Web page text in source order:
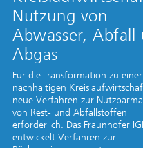
Nutzung von
Abwasser, Abfall
Abgas
Für die Transformation zu einer
nachhaltigen
neue Verfahren zur
von Rest- und Abfallstoffen
erforderlich. Das Fraunhofer
entwickelt Verfahren zur